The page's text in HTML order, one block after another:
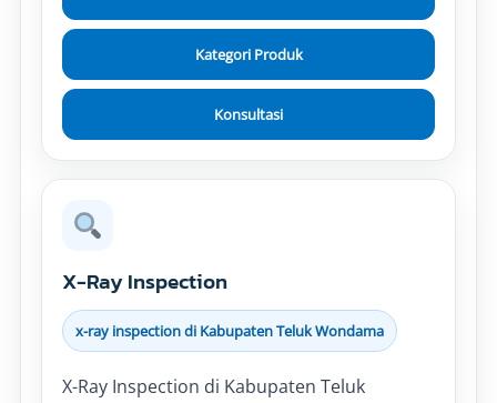
Kategori Produk
Konsultasi
X-Ray Inspection
x-ray inspection di Kabupaten Teluk Wondama
X-Ray Inspection di Kabupaten Teluk